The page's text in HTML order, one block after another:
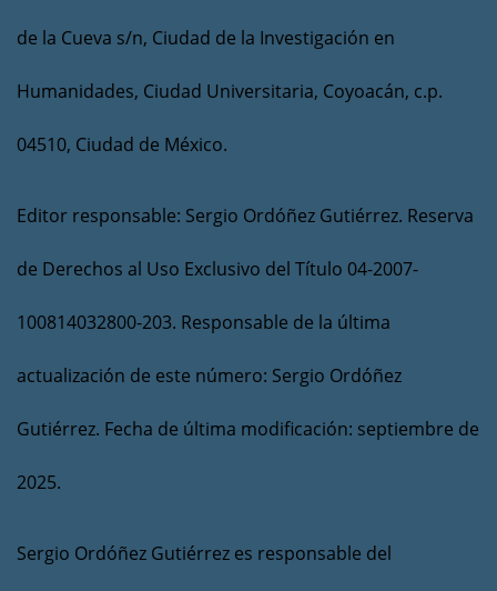
de la Cueva s/n, Ciudad de la Investigación en
Humanidades, Ciudad Universitaria, Coyoacán, c.p.
04510, Ciudad de México.
Editor responsable: Sergio Ordóñez Gutiérrez. Reserva
de Derechos al Uso Exclusivo del Título 04-2007-
100814032800-203. Responsable de la última
actualización de este número: Sergio Ordóñez
Gutiérrez. Fecha de última modificación: septiembre de
2025.
Sergio Ordóñez Gutiérrez es responsable del